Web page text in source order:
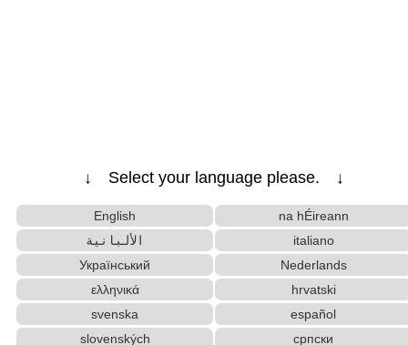
↓ Select your language please. ↓
English
na hÉireann
الألبانية
italiano
Український
Nederlands
ελληνικά
hrvatski
svenska
español
slovenských
српски